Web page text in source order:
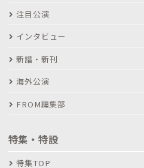
注目公演
インタビュー
新譜・新刊
海外公演
FROM編集部
特集・特設
特集TOP